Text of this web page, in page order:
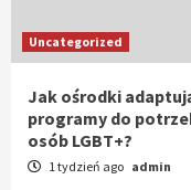
Uncategorized
Jak ośrodki
programy do
osób LGBT+?
1 tydzień ago admin